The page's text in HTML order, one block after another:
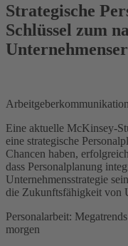
Strategische
Schlüssel zum
Eine aktuelle McKinsey-
eine strategische
Chancen haben,
dass Personalplanung
Unternehmensstrategie
die Zukunftsfähigkeit von
Personalarbeit:
morgen